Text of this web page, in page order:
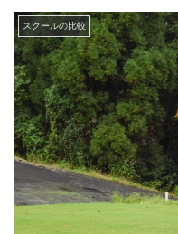
スクールの比較